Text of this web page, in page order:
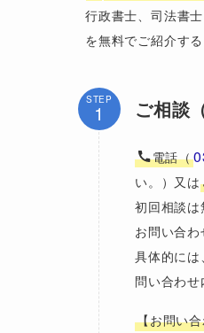
行政書士、司法書
を無料でご紹介す
STEP ご相談
電話（
い。）又は
初回相談
お問い合
具体的に
問い合わ
【お問い